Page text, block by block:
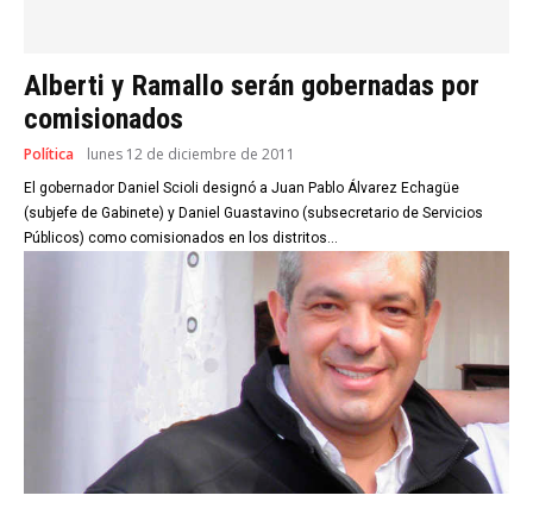
Alberti y Ramallo serán gobernadas por
comisionados
Política lunes 12 de diciembre de 2011
El gobernador Daniel Scioli designó a Juan Pablo Álvarez Echagüe
(subjefe de Gabinete) y Daniel Guastavino (subsecretario de Servicios
Públicos) como comisionados en los distritos...